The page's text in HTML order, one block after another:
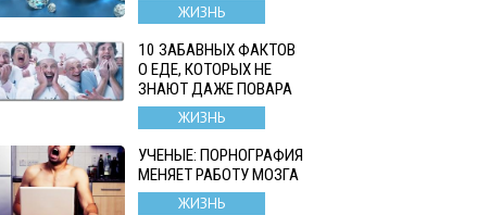
ЖИЗНЬ
10 ЗАБАВНЫХ ФАКТОВ
О ЕДЕ, КОТОРЫХ НЕ
ЗНАЮТ ДАЖЕ ПОВАРА
ЖИЗНЬ
УЧЕНЫЕ: ПОРНОГРАФИЯ
МЕНЯЕТ РАБОТУ МОЗГА
ЖИЗНЬ